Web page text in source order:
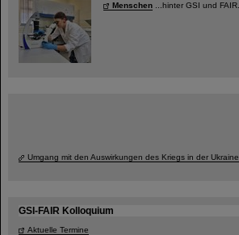
Menschen ...hinter GSI und FAIR.
Umgang mit den Auswirkungen des Kriegs in der Ukraine
GSI-FAIR Kolloquium
Aktuelle Termine